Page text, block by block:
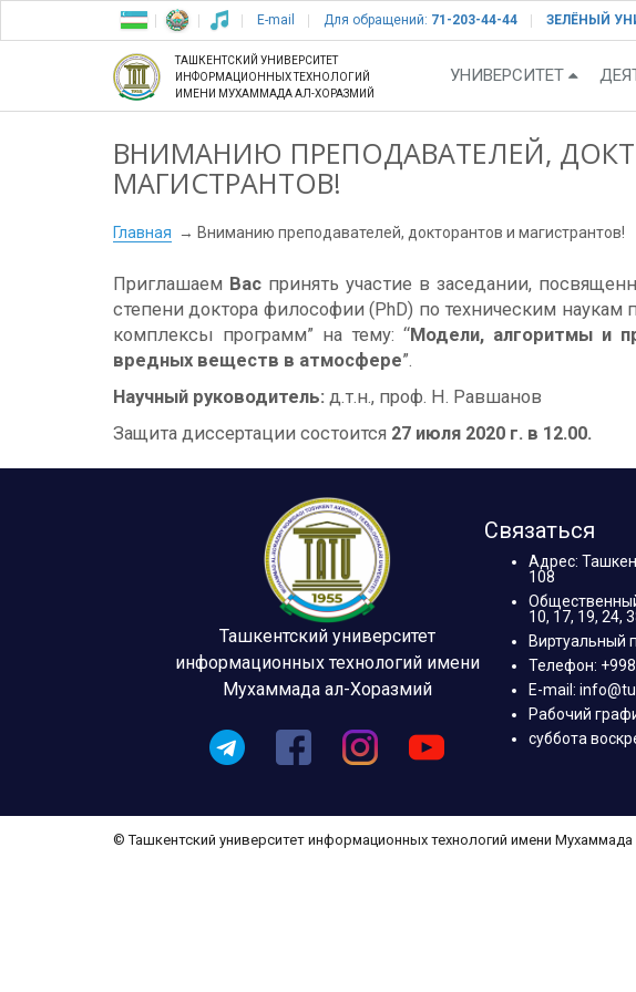
E-mail Для обращений: 71-203-44-44 ЗЕЛЁНЫЙ
ТАШКЕНТСКИЙ УНИВЕРСИТЕТ
ИНФОРМАЦИОННЫХ ТЕХНОЛОГИЙ
ИМЕНИ МУХАММАДА АЛ-ХОРАЗМИЙ
УНИВЕРСИТЕТ
ВНИМАНИЮ ПРЕПОДАВАТЕЛЕЙ,
МАГИСТРАНТОВ!
Главная Вниманию преподавателей, докторантов и магистрантов!
Приглашаем Вас принять участие в заседании,
степени доктора философии (PhD) по техническим
комплексы программ” на тему: “Модели, алгоритмы и
вредных веществ в атмосфере”.
Научный руководитель: д.т.н., проф. Н. Равшанов
Защита диссертации состоится 27 июля 2020 г. в 12.00.
Ташкентский университет
информационных технологий имени
Мухаммада ал-Хоразмий
Связаться
Адрес:
108
10, 17, 19, 24,
Виртуальный
Телефон:
E-mail:
Рабочий
суббота
© Ташкентский университет информационных технологий имени